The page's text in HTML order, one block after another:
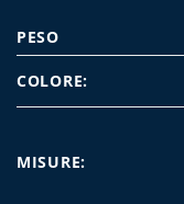
PESO
COLORE:
MISURE: